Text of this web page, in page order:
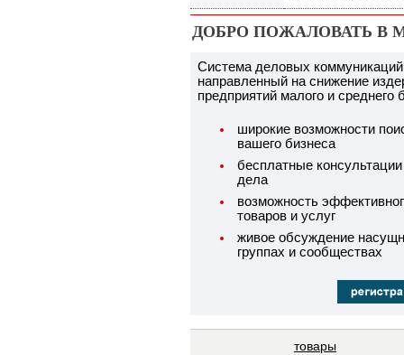
ДОБРО ПОЖАЛОВАТЬ В
Система деловых
направленный на снижение
предприятий малого и среднего
широкие возможности
вашего бизнеса
бесплатные
дела
возможность
товаров и услуг
живое обсуждение
группах и сообществах
товары